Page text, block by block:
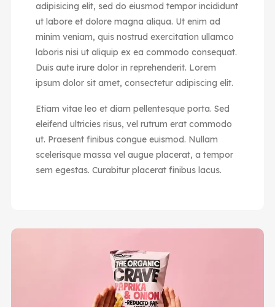
adipisicing elit, sed do eiusmod tempor incididunt
ut labore et dolore magna aliqua. Ut enim ad
minim veniam, quis nostrud exercitation ullamco
laboris nisi ut aliquip ex ea commodo consequat.
Duis aute irure dolor in reprehenderit. Lorem
ipsum dolor sit amet, consectetur adipiscing elit.
Etiam vitae leo et diam pellentesque porta. Sed
eleifend ultricies risus, vel rutrum erat commodo
ut. Praesent finibus congue euismod. Nullam
scelerisque massa vel augue placerat, a tempor
sem egestas. Curabitur placerat finibus lacus.